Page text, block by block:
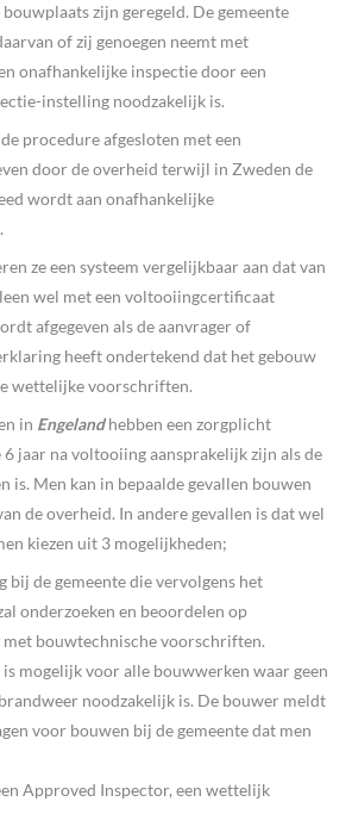
zijn geregeld. De gemeente
of zij genoegen neemt met
onafhankelijke inspectie door een
instelling noodzakelijk is.
procedure afgesloten met een
door de overheid terwijl in Zweden de
wordt aan onafhankelijke
ze een systeem vergelijkbaar aan dat van
wel met een voltooiingcertificaat
afgegeven als de aanvrager of
heeft ondertekend dat het gebouw
wettelijke voorschriften.
in Engelandhebben een zorgplicht
jaar na voltooiing aansprakelijk zijn als de
is. Men kan in bepaalde gevallen bouwen
de overheid. In andere gevallen is dat wel
kiezen uit 3 mogelijkheden;
bij de gemeente die vervolgens het
onderzoeken en beoordelen op
bouwtechnische voorschriften.
mogelijk voor alle bouwwerken waar geen
noodzakelijk is. De bouwer meldt
voor bouwen bij de gemeente dat men
Approved Inspector, een wettelijk